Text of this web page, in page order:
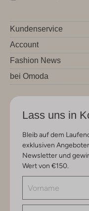
Kundenservice
Account
Fashion News
bei Omoda
Lass uns in
Bleib auf dem
exklusiven
Newsletter und
Wert von €150.